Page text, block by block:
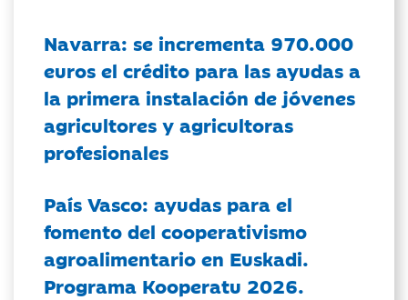
Navarra: se incrementa 970.000
euros el crédito para las ayudas a
la primera instalación de jóvenes
agricultores y agricultoras
profesionales
País Vasco: ayudas para el
fomento del cooperativismo
agroalimentario en Euskadi.
Programa Kooperatu 2026.